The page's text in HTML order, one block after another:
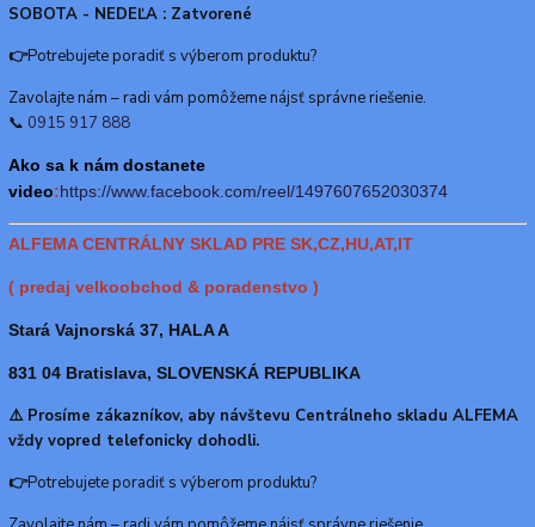
SOBOTA - NEDEĽA : Zatvorené
👉Potrebujete poradiť s výberom produktu?
Zavolajte nám – radi vám pomôžeme nájsť správne riešenie.
📞 0915 917 888
Ako sa k nám dostanete
video:https://www.facebook.com/reel/1497607652030374
ALFEMA CENTRÁLNY SKLAD PRE SK,CZ,HU,AT,IT
( predaj velkoobchod & poradenstvo )
Stará Vajnorská 37, HALA A
831 04 Bratislava, SLOVENSKÁ REPUBLIKA
⚠️ Prosíme zákazníkov, aby návštevu Centrálneho skladu ALFEMA
vždy vopred telefonicky dohodli.
👉Potrebujete poradiť s výberom produktu?